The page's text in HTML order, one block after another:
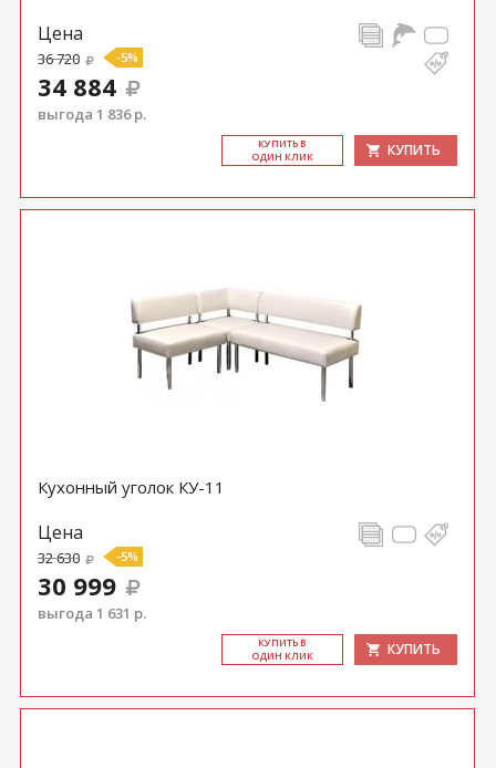
Цена
36 720 -5%
34 884
выгода 1 836 р.
КУ­ПИТЬ В
ОДИН КЛИК
КУПИТЬ
Кухонный уголок КУ-11
Цена
32 630 -5%
30 999
выгода 1 631 р.
КУ­ПИТЬ В
ОДИН КЛИК
КУПИТЬ